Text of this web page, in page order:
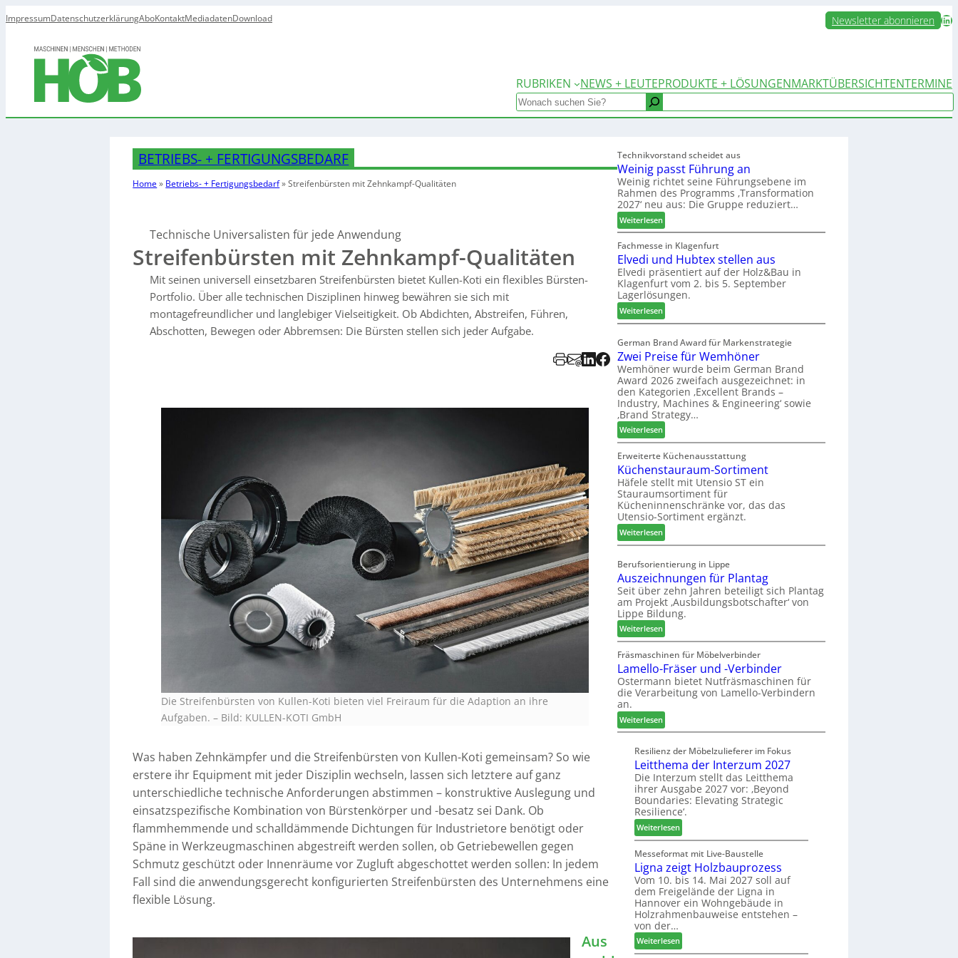
ImpressumDatenschutzerklärungAboKontaktMediadatenDownload Newsletter abonnieren LinkedIn
RUBRIKEN NEWS + LEUTEPRODUKTE + LÖSUNGENMARKTÜBERSICHTENTERMINE
Search
BETRIEBS- + FERTIGUNGSBEDARF
Home» Betriebs- + Fertigungsbedarf»Streifenbürsten mitZehnkampf-Qualitäten
Technische Universalisten für jede Anwendung
Streifenbürsten mit Zehnkampf-Qualitäten
Mit seinen universell einsetzbaren Streifenbürsten bietet Kullen-Koti ein flexibles Bürsten-
Portfolio. Über alle technischen Disziplinen hinweg bewähren sie sich mit
montagefreundlicher und langlebiger Vielseitigkeit. Ob Abdichten, Abstreifen, Führen,
Abschotten, Bewegen oder Abbremsen: Die Bürsten stellen sich jeder Aufgabe.
Die Streifenbürsten von Kullen-Koti bieten viel Freiraum für die Adaption an ihre
Aufgaben. – Bild: KULLEN-KOTI GmbH
Was haben Zehnkämpfer und die Streifenbürsten von Kullen-Koti gemeinsam? So wie
erstere ihr Equipment mit jeder Disziplin wechseln, lassen sich letztere auf ganz
unterschiedliche technische Anforderungen abstimmen – konstruktive Auslegung und
einsatzspezifische Kombination von Bürstenkörper und -besatz sei Dank. Ob
flammhemmende und schalldämmende Dichtungen für Industrietore benötigt oder
Späne in Werkzeugmaschinen abgestreift werden sollen, ob Getriebewellen gegen
Schmutz geschützt oder Innenräume vor Zugluft abgeschottet werden sollen: In jedem
Fall sind die anwendungsgerecht konfigurierten Streifenbürsten des Unternehmens eine
flexible Lösung.
Aus
Technikvorstand scheidet aus
Weinig passt Führung an
Weinig richtet seine Führungsebene im
Rahmen des Programms ‚Transformation
2027‘ neu aus: Die Gruppe reduziert…
Weiterlesen:
W
e
i
n
i
g
a
s
t
F
ü
h
r
u
n
a
n
Fachmesse in Klagenfurt
Elvedi und Hubtex stellen aus
Elvedi präsentiert auf der Holz&Bau in
Klagenfurt vom 2. bis 5. September
Lagerlösungen.
Weiterlesen:
E
v
e
d
i
u
n
d
H
u
t
e
x
s
t
e
l
e
n
a
u
s
German Brand Award für Markenstrategie
Zwei Preise für Wemhöner
Wemhöner wurde beim German Brand
Award 2026 zweifach ausgezeichnet: in
den Kategorien ‚Excellent Brands –
Industry, Machines & Engineering‘ sowie
‚Brand Strategy…
Weiterlesen:
Z
w
e
i
P
r
e
i
s
f
ü
r
W
e
m
ö
n
e
r
Erweiterte Küchenausstattung
Küchenstauraum-Sortiment
Häfele stellt mit Utensio ST ein
Stauraumsortiment für
Kücheninnenschränke vor, das das
Utensio-Sortiment ergänzt.
Weiterlesen:
K
c
h
e
n
s
t
u
r
a
u
m
-
o
r
t
i
m
e
n
t
Berufsorientierung in Lippe
Auszeichnungen für Plantag
Seit über zehn Jahren beteiligt sich Plantag
am Projekt ‚Ausbildungsbotschafter‘ von
Lippe Bildung.
Weiterlesen:
A
u
s
z
e
h
u
n
g
e
n
f
ü
P
a
n
t
a
g
Fräsmaschinen für Möbelverbinder
Lamello-Fräser und -Verbinder
Ostermann bietet Nutfräsmaschinen für
die Verarbeitung von Lamello-Verbindern
an.
Weiterlesen:
L
m
e
l
l
o
-
F
ä
s
e
r
u
n
d
-
Resilienz der Möbelzulieferer im Fokus
Leitthema der Interzum 2027
Die Interzum stellt das Leitthema
ihrer Ausgabe 2027 vor: ‚Beyond
Boundaries: Elevating Strategic
Resilience‘.
Weiterlesen:
L
e
i
t
t
h
e
a
d
Messeformat mit Live-Baustelle
Ligna zeigt Holzbauprozess
Vom 10. bis 14. Mai 2027 soll auf
dem Freigelände der Ligna in
Hannover ein Wohngebäude in
Holzrahmenbauweise entstehen –
von der…
Weiterlesen:
L